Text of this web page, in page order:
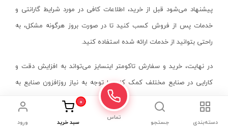
رینگ جمع کن
ماژیک
رفرکتومتر
لوازم ابزار برش
صفحه تقسیم
پیشنهاد می‌شود قبل از خرید، اطلاعات کافی در مورد شرایط گارانتی و
خدمات پس از فروش کسب کنید تا در صورت بروز هرگونه مشکل، به
راحتی بتوانید از خدمات ارائه شده استفاده کنید.
در نهایت، خرید و سفارش تاکومتر اینسایز می‌تواند به افزایش دقت و
کارایی در صنایع مختلف کمک کند. با توجه به نیاز روزافزون صنایع به
ابزارهای دقیق، این ابزارها اهمیت بیشتری یافته‌اند.
از این رو، انتخاب یک مدل مناسب و با کیفیت می‌تواند تأثیر زیادی بر
دسته‌بندی جستجو
تماس
0
سبد خرید ورود